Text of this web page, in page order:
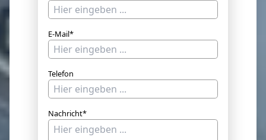
E-Mail*
Telefon
Nachricht*